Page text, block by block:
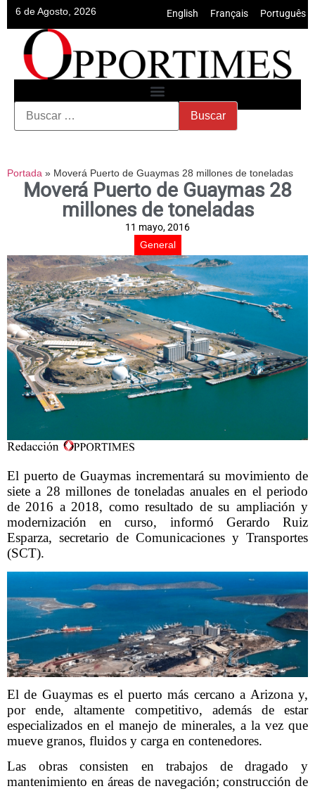
6 de Agosto, 2026 English Français Português
Portada » Moverá Puerto de Guaymas 28 millones de toneladas
Moverá Puerto de Guaymas 28
millones de toneladas
11 mayo, 2016
General
El puerto de Guaymas incrementará su movimiento de
siete a 28 millones de toneladas anuales en el periodo
de 2016 a 2018, como resultado de su ampliación y
modernización en curso, informó Gerardo Ruiz
Esparza, secretario de Comunicaciones y Transportes
(SCT).
El de Guaymas es el puerto más cercano a Arizona y,
por ende, altamente competitivo, además de estar
especializados en el manejo de minerales, a la vez que
mueve granos, fluidos y carga en contenedores.
Las obras consisten en trabajos de dragado y
mantenimiento en áreas de navegación; construcción de